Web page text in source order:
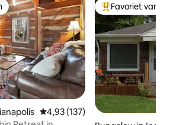
Gemiddelde beoordeling van
4,93 (137)
Topfavoriet van
Favoriet van